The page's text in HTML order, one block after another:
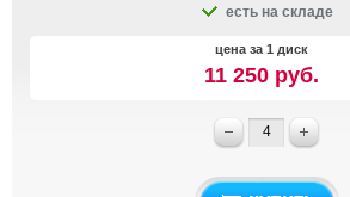
есть на складе
цена за 1 диск
11 250 руб.